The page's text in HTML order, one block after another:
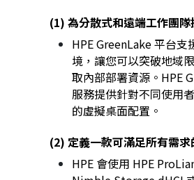
(1) 為分散式和遠端工作團隊
HPE GreenLake 平台支
境，讓您可以突破地域
取內部部署資源。HPE
服務提供針對不同使用
的虛擬桌面配置。
(2) 定義一款可滿足所有需
HPE 會使用 HPE